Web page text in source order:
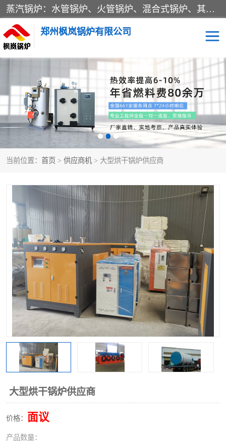
蒸汽锅炉：水管锅炉、火管锅炉、混合式锅炉、其他蒸汽锅炉； 热水锅炉：家用型集中供暖用热水锅炉、其他热水锅炉； 有机热载体锅炉； 船用蒸汽锅炉； （锅炉用辅助设备及装置）蒸汽冷凝器：表面冷凝器、混合式冷凝器、空冷式冷凝器、其他蒸汽冷凝器； 锅炉用辅助设备：节热器、蒸汽收集器、蓄能器、烟垢清除器、气体回收器、泥渣刮除器、空气预热器、其他锅炉用辅助设备；
郑州枫岚锅炉有限公司
当前位置： 首页 > 供应商机 > 大型烘干锅炉供应商
大型烘干锅炉供应商
价格： 面议
产品数量：